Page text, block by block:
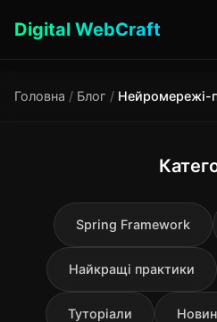
Digital WebCraft
Головна / Блог /
Spring Framework
Найкращі практики
Туторіали